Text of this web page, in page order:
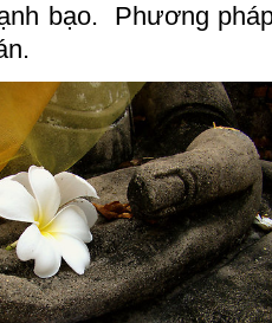
bạo.
Phương